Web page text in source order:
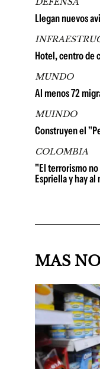
Llegan nuevos
Hotel, centro de
MUNDO
Al menos 72
MUINDO
Construyen el
COLOMBIA
"El terrorismo no
Espriella y hay al
MAS